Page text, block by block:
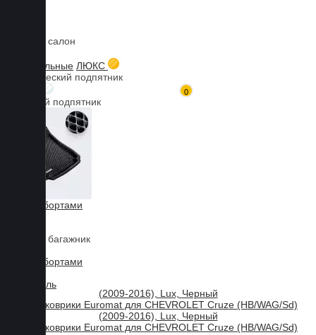
0
Коврики в салон
3D текстильные ЛЮКС
Металлический подпятник
Резиновый подпятник
3D Eva с бортами
Коврики в багажник
3D Eva с бортами
3D Текстиль
Главная Каталог товаров
3D коврики Euromat для CHEVROLET Cruze (HB/WAG/Sd)
(2009-2016), Lux, Черный